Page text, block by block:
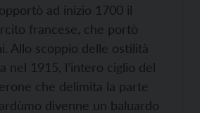
ad inizio 1700 il
francese, che portò
Allo scoppio delle ostilità
nel 1915, l’intero ciglio del
che delimita la parte
divenne un baluardo